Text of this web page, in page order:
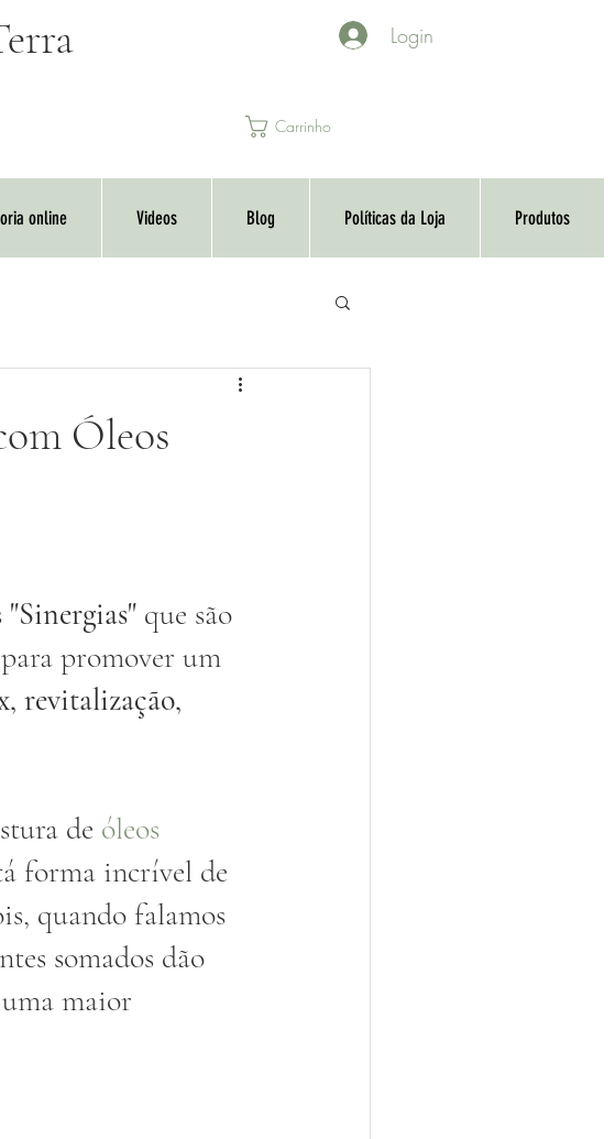
Login
Carrinho
online Videos Blog Políticas da Loja Produtos
Óleos
"Sinergias" que são
para promover um
revitalização,
de óleos
forma incrível de
quando falamos
somados dão
maior